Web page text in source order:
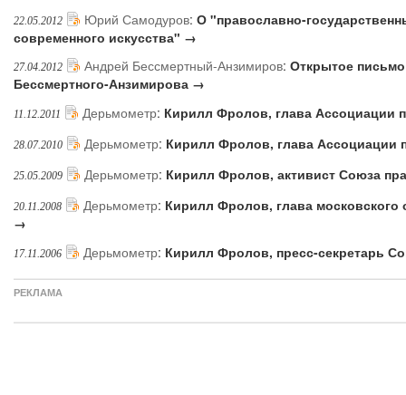
22.05.2012 Юрий Самодуров: О "православно-
современного искусства" →
27.04.2012 Андрей Бессмертный-Анзимиров: Открытое
Бессмертного-Анзимирова →
11.12.2011 Дерьмометр: Кирилл Фролов, глава Ассоциации
28.07.2010 Дерьмометр: Кирилл Фролов, глава Ассоциации
25.05.2009 Дерьмометр: Кирилл Фролов, активист Союза
20.11.2008 Дерьмометр: Кирилл Фролов, глава
→
17.11.2006 Дерьмометр: Кирилл Фролов, пресс-секретарь
РЕКЛАМА